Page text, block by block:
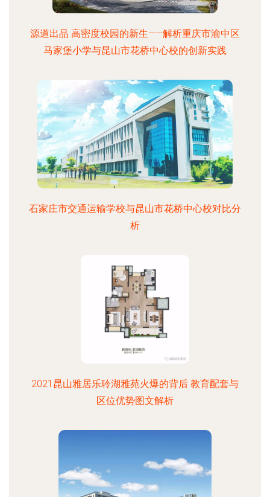
源道出品 高密度校园的新生——解析重庆市渝中区
马家堡小学与昆山市花桥中心校的创新实践
石家庄市交通运输学校与昆山市花桥中心校对比分
析
2021昆山雅居乐聆湖雅苑火爆的背后 教育配套与
区位优势图文解析